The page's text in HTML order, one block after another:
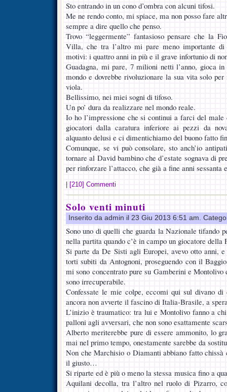
Sto entrando in un cono d’ombra con alcuni tifosi.
Me ne rendo conto, mi spiace, ma non posso fare
sempre a dire quello che penso.
Trovo “leggermente” fantasioso pensare che la
Villa, che tra l’altro mi pare meno importante
motivi: i quattro anni in più e il grave infortunio di
Guadagna, mi pare, 7 milioni netti l’anno, gioca
mondo e dovrebbe rivoluzionare la sua vita solo
viola.
Bellissimo, nei miei sogni di tifoso.
Un po’ dura da realizzare nel mondo reale.
Io ho l’impressione che si continui a farci del
giocatori dalla caratura inferiore ai pezzi da
alquanto delusi e ci dimentichiamo del buono fatto
Comunque, se vi può consolare, sto anch’io
tornare al David bambino che d’estate sognava di
per rinforzare l’attacco, che già a fine anni
[210] Commenti
Solo venti minuti
Inserito da admin il 23 Giu 2013 6:51 am.
Sono uno di quelli che guarda la Nazionale tifando
nella partita quando c’è in campo un giocatore della
Si parte da De Sisti agli Europei, avevo otto anni,
torti subiti da Antognoni, proseguendo con il
mi sono concentrato pure su Gamberini e
sono irrecuperabile.
Confessate le mie colpe, eccomi qui sul divano di
ancora non avverte il fascino di Italia-Brasile, a
L’inizio è traumatico: tra lui e Montolivo fanno a
palloni agli avversari, che non sono esattamente
Alberto meriterebbe pure di essere ammonito, lo
mai nel primo tempo, onestamente sarebbe da
Non che Marchisio o Diamanti abbiano fatto
il giusto…
Si riparte ed è più o meno la stessa musica fino a
Aquilani decolla, tra l’altro nel ruolo di Pizarro,